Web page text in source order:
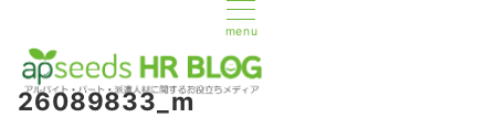
menu
26089833_m